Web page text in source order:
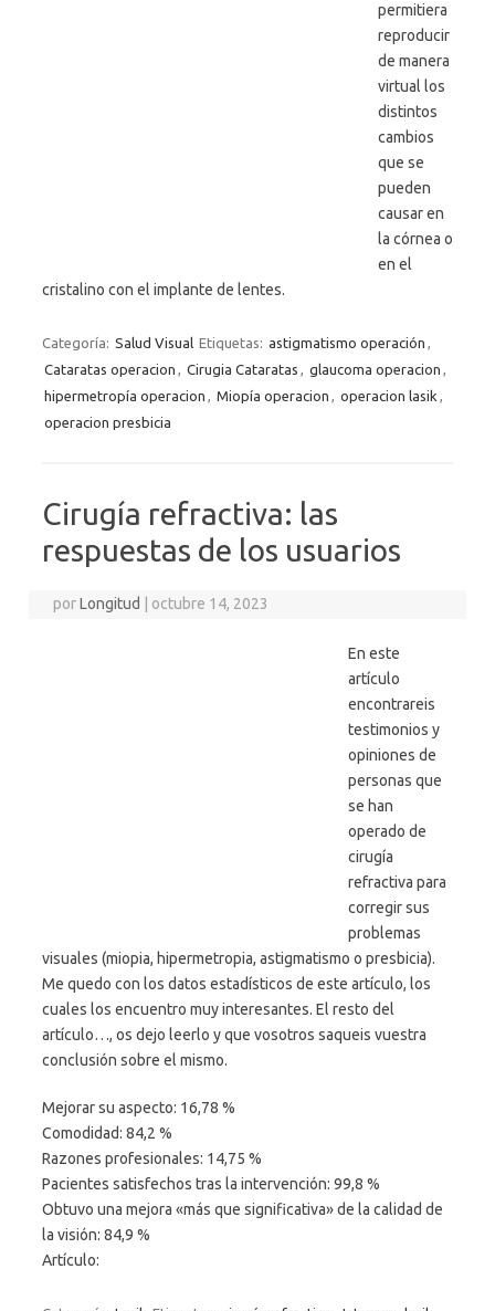
permitiera
reproducir
de manera
virtual los
distintos
cambios
que se
pueden
causar en
la córnea o
en el
cristalino con el implante de lentes.
Categoría: Salud Visual Etiquetas: astigmatismo operación ,
Cataratas operacion , Cirugia Cataratas , glaucoma operacion ,
hipermetropía operacion , Miopía operacion , operacion lasik ,
operacion presbicia
Cirugía refractiva: las
respuestas de los usuarios
porLongitud octubre 14, 2023
En este
artículo
encontrareis
testimonios y
opiniones de
personas que
se han
operado de
cirugía
refractiva para
corregir sus
problemas
visuales (miopia, hipermetropia, astigmatismo o presbicia).
Me quedo con los datos estadísticos de este artículo, los
cuales los encuentro muy interesantes. El resto del
artículo…, os dejo leerlo y que vosotros saqueis vuestra
conclusión sobre el mismo.
Mejorar su aspecto: 16,78 %
Comodidad: 84,2 %
Razones profesionales: 14,75 %
Pacientes satisfechos tras la intervención: 99,8 %
Obtuvo una mejora «más que significativa» de la calidad de
la visión: 84,9 %
Artículo: